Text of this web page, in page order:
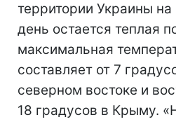
территории Украины
день остается теплая
максимальная
составляет от 7
северном востоке и
18 градусов в Крыму.